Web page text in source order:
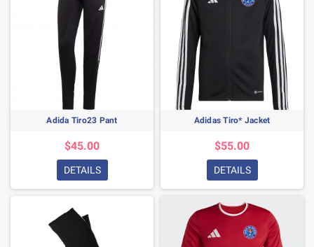
Adida Tiro23 Pant
$45.00
DETAILS
Adidas Tiro* Jacket
$55.00
DETAILS